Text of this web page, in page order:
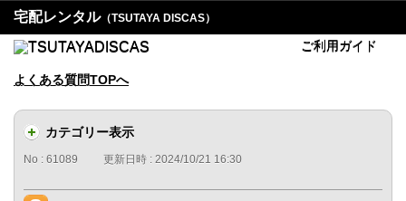
宅配レンタル（TSUTAYA DISCAS）
ご利用ガイド
よくある質問TOPへ
カテゴリー表示
No : 61089 更新日時 : 2024/10/21 16:30